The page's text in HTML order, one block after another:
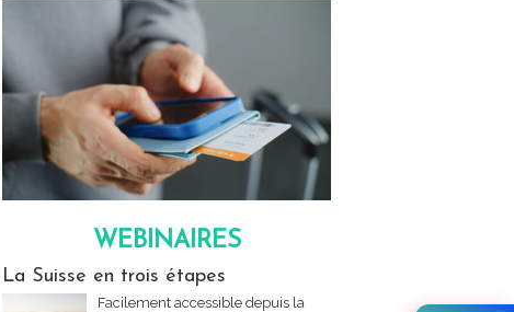
WEBINAIRES
La Suisse en trois étapes
Facilement accessible depuis la